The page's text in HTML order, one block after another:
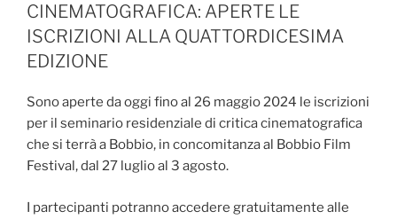
CINEMATOGRAFICA: APERTE LE
ISCRIZIONI ALLA QUATTORDICESIMA
EDIZIONE
Sono aperte da oggi fino al 26 maggio 2024 le iscrizioni
per il seminario residenziale di critica cinematografica
che si terrà a Bobbio, in concomitanza al Bobbio Film
Festival, dal 27 luglio al 3 agosto.
I partecipanti potranno accedere gratuitamente alle